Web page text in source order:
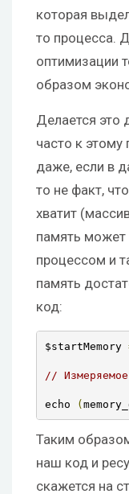
которая
то процесса.
оптимизации
образом
Делается это
часто к этому
даже, если в
то не факт,
хватит
память может
процессом и
память
код:
$startMemory
//
echo (
Таким
наш код и
скажется на